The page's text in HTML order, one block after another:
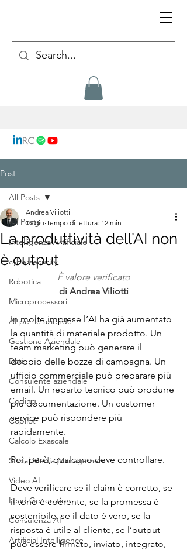
Post
All Posts
Intelligenza Artificiale
cybersecurity
Robotica
Microprocessori
AI per le aziende
Gestione Aziendale
Dati
Consulente aziendale
Coding
Copilot
Calcolo Exascale
Social Media Management
Video AI
Lead Generation
Consulenza AI
Artificial Intelligence
All Posts
La produttività dell’AI non
è output
Andrea Viliotti
12 giu Tempo di lettura: 12 min
È valore verificato
di Andrea Viliotti
In molte imprese l’AI ha già aumentato
la quantità di materiale prodotto. Un
team marketing può generare il
doppio delle bozze di campagna. Un
ufficio commerciale può preparare più
email. Un reparto tecnico può produrre
più documentazione. Un customer
service può rispondere più
rapidamente.
Poi, però, qualcuno deve controllare.
Deve verificare se il claim è corretto, se
il tono è coerente, se la promessa è
sostenibile, se il dato è vero, se la
risposta è utile al cliente, se l’output
può essere firmato, inviato, integrato,